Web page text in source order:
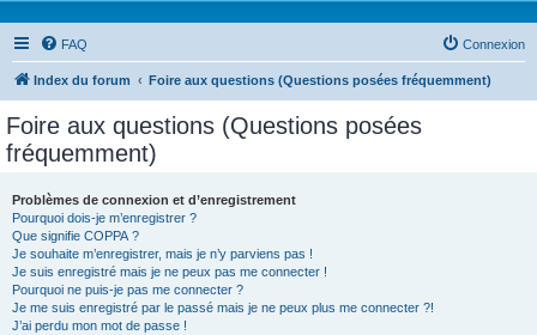
FAQ Connexion
Index du forum Foire aux questions (Questions posées fréquemment)
Foire aux questions (Questions posées
fréquemment)
Problèmes de connexion et d’enregistrement
Pourquoi dois-je m’enregistrer ?
Que signifie COPPA ?
Je souhaite m’enregistrer, mais je n’y parviens pas !
Je suis enregistré mais je ne peux pas me connecter !
Pourquoi ne puis-je pas me connecter ?
Je me suis enregistré par le passé mais je ne peux plus me connecter ?!
J’ai perdu mon mot de passe !